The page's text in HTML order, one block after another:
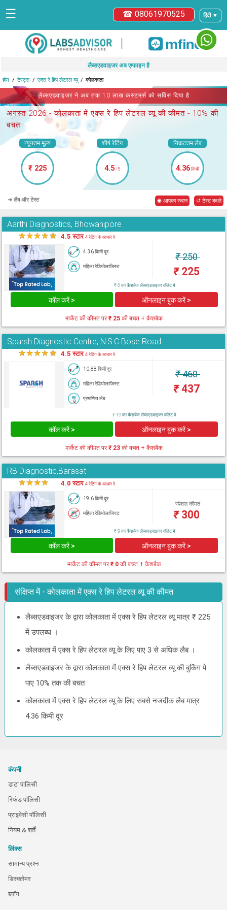
हिंदी ▼
☎ 08061970525
☰
|
लैब्सएडवाइजर अब एम्फाइन है
होम टेस्ट्स एक्स रे हिप लेटरल व्यू कोलकाता
लैब्सएडवाइजर ने अब तक 10 लाख कस्टमर्स को सर्विस दिया है
अगस्त 2026 -कोलकाता में एक्स रे हिप लेटरल व्यूकी कीमत - 10% की
बचत
न्यूनतम मूल्य
₹ 225
शीर्ष रेटिंग
4.5/5
निकटतम लैब
4.36किमी
➜ लैब और टेस्ट ◉ आपका स्थान ↺ टेस्ट बदले
Aarthi Diagnostics, Bhowanipore
★★★★★ 4.5 स्टार4 रेटिंग के आधार पे
4.36 किमी दूर
महिला रेडियोलाजिस्ट
₹250
₹225
₹ 6 का कैशबैक लैब्सएडवाइजर वॉलेट में
कॉल करें > ऑनलाइन बुक करें >
मार्केट की कीमत पर₹ 25 की बचत + कैशबैक
Sparsh Diagnostic Centre, N.S.C Bose Road
★★★★★ 4.5 स्टार4 रेटिंग के आधार पे
10.88 किमी दूर
महिला रेडियोलाजिस्ट
प्रमाणित लैब
₹460
₹437
₹ 13 का कैशबैक लैब्सएडवाइजर वॉलेट में
कॉल करें > ऑनलाइन बुक करें >
मार्केट की कीमत पर₹ 23 की बचत + कैशबैक
RB Diagnostic,Barasat
★★★★ 4.0 स्टार4 रेटिंग के आधार पे
19.6 किमी दूर
महिला रेडियोलाजिस्ट
स्पेशल कीमत
₹300
₹ 9 का कैशबैक लैब्सएडवाइजर वॉलेट में
कॉल करें > ऑनलाइन बुक करें >
मार्केट की कीमत पर₹ 0की बचत + कैशबैक
संक्षिप्त में - कोलकाता में एक्स रे हिप लेटरल व्यू की कीमत
लैब्सएडवाइजर के द्वारा कोलकाता में एक्स रे हिप लेटरल व्यू मात्र ₹ 225
में उपलब्ध ।
कोलकाता में एक्स रे हिप लेटरल व्यू के लिए पाए 3 से अधिक लैब ।
लैब्सएडवाइजर के द्वारा कोलकाता में एक्स रे हिप लेटरल व्यू की बुकिंग पे
पाए 10% तक की बचत
कोलकाता में एक्स रे हिप लेटरल व्यू के लिए सबसे नजदीक लैब मात्र
4.36 किमी दूर
कंपनी
डाटा पालिसी
रिफंड पॉलिसी
प्राइवेसी पॉलिसी
नियम & शर्तें
लिंक्स
सामान्य प्रश्न
डिस्क्लेमर
ब्लॉग